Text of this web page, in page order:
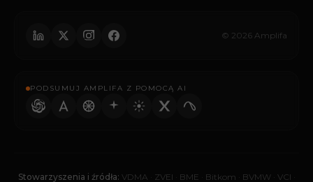
© 2026 Amplifa
PODSUMUJ AMPLIFA Z POMOCĄ AI
Stowarzyszenia i źródła: VDMA ZVEI BME Bitkom BVMW· VCI